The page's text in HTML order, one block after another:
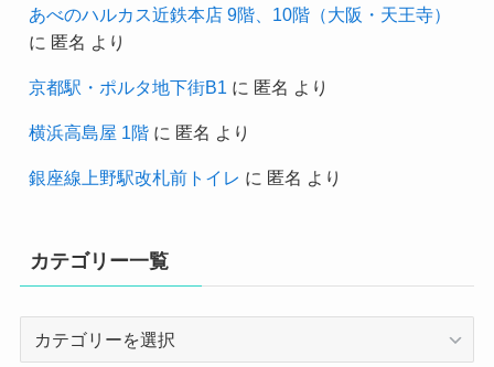
あべのハルカス近鉄本店 9階、10階（大阪・天王寺）
に 匿名 より
京都駅・ポルタ地下街B1 に 匿名 より
横浜高島屋 1階に 匿名 より
銀座線上野駅改札前トイレ に 匿名 より
カテゴリー一覧